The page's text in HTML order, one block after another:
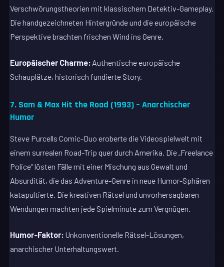
Verschwörungstheorien mit klassischem Detektiv-Gameplay.
Die handgezeichneten Hintergründe und die europäische
Perspektive brachten frischen Wind ins Genre.
Europäischer Charme: Authentische europäische
Schauplätze, historisch fundierte Story.
7. Sam & Max Hit the Road (1993) – Anarchischer
Humor
Steve Purcells Comic-Duo eroberte die Videospielwelt mit
einem surrealen Road-Trip quer durch Amerika. Die „Freelance
Police“ lösten Fälle mit einer Mischung aus Gewalt und
Absurdität, die das Adventure-Genre in neue Humor-Sphären
katapultierte. Die kreativen Rätsel und unvorhersagbaren
Wendungen machten jede Spielminute zum Vergnügen.
Humor-Faktor: Unkonventionelle Rätsel-Lösungen,
anarchischer Unterhaltungswert.